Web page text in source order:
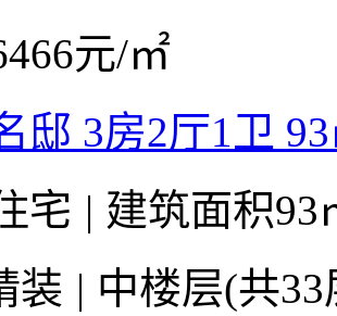
元/㎡
邸 3房2厅1卫
宅 | 建筑面积
装 | 中楼层(共